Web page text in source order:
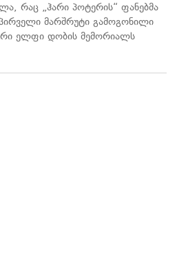
რაც „ჰარი პოტერის“ ფანებმა
მარშრუტი გამოგონილი
ელფი დობის მემორიალს